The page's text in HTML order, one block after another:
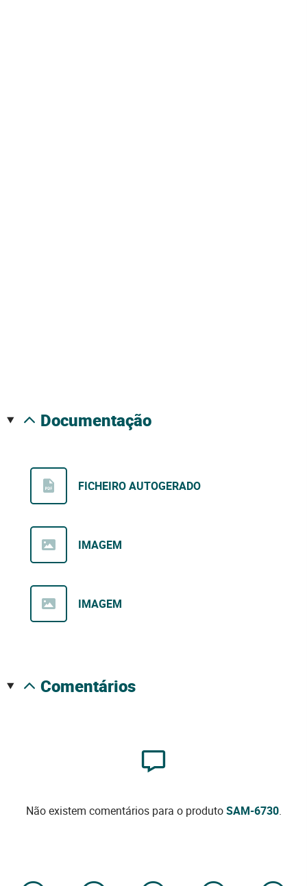
documentação
FICHEIRO AUTOGERADO
IMAGEM
IMAGEM
comentários
Não existem comentários para o produtoSAM-6730.